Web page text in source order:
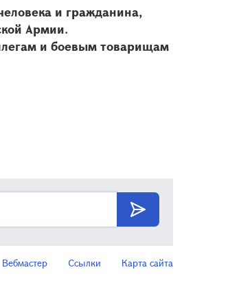
и гражданина,
Армии.
и боевым товарищам
Вебмастер Ссылки Карта сайта